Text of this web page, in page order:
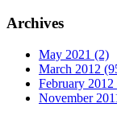
Archives
May 2021 (2)
March 2012
February 2012
November